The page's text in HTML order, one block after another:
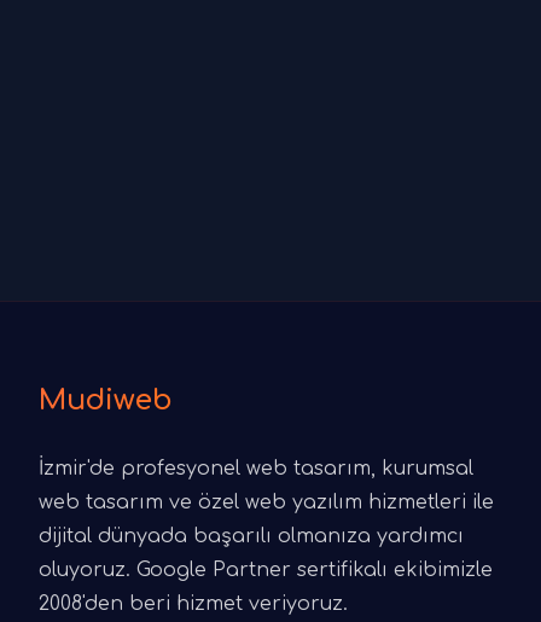
Mudiweb
İzmir'de profesyonel web tasarım, kurumsal
web tasarım ve özel web yazılım hizmetleri ile
dijital dünyada başarılı olmanıza yardımcı
oluyoruz. Google Partner sertifikalı ekibimizle
2008'den beri hizmet veriyoruz.